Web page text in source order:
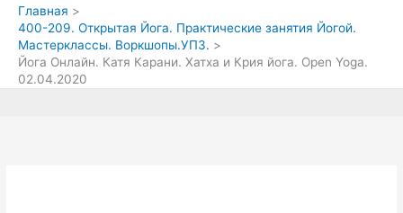
Главная
400-209. Открытая Йога. Практические занятия Йогой.
Мастерклассы. Воркшопы.УПЗ.
Йога Онлайн. Катя Карани. Хатха и Крия йога. Open Yoga.
02.04.2020